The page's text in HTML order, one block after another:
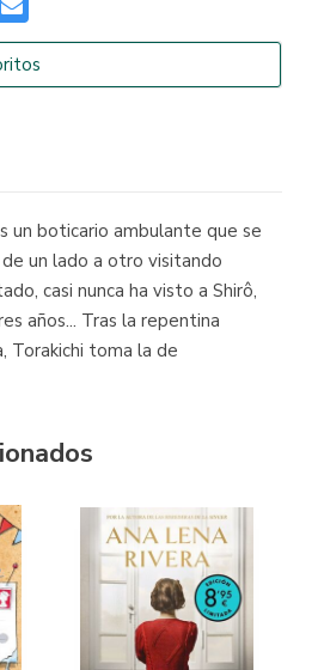
un boticario ambulante que se
un lado a otro visitando
casi nunca ha visto a Shirô,
años... Tras la repentina
Torakichi toma la de